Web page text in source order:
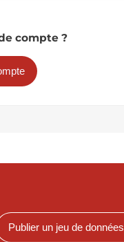
compte ?
Publier un jeu de données